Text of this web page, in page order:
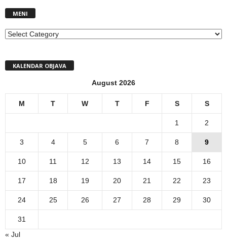
MENI
MENI
KALENDAR OBJAVA
August 2026
M T W T F S S
1 2
3 4 5 6 7 8 9
10 11 12 13 14 15 16
17 18 19 20 21 22 23
24 25 26 27 28 29 30
31
« Jul